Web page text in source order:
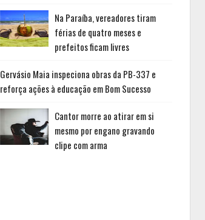
Na Paraíba, vereadores tiram
férias de quatro meses e
prefeitos ficam livres
Gervásio Maia inspeciona obras da PB-337 e
reforça ações à educação em Bom Sucesso
Cantor morre ao atirar em si
mesmo por engano gravando
clipe com arma